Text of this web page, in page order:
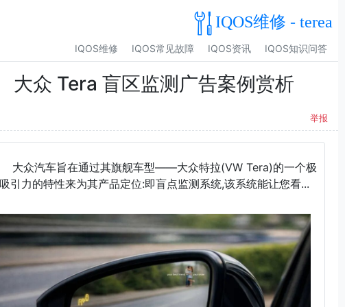
IQOS维修 - terea
IQOS维修 IQOS常见故障 IQOS资讯 IQOS知识问答
大众 Tera 盲区监测广告案例赏析
举报
大众汽车旨在通过其旗舰车型——大众特拉(VW Tera)的一个极
引力的特性来为其产品定位:即盲点监测系统,该系统能让您看...